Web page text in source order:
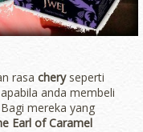
rasa cheryseperti
apabila anda membeli
mereka yang
Earl of Caramel